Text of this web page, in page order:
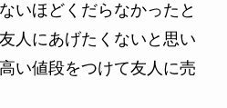
いほどくだらなかったと
人にあげたくないと思い
い値段をつけて友人に売